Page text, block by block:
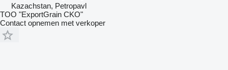
Kazachstan, Petropavl
TOO "ExportGrain CKO"
Contact opnemen met verkoper